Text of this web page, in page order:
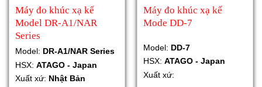
Máy đo khúc xạ kế
Model DR-A1/NAR
Series
Model: DR-A1/NAR Series
HSX: ATAGO - Japan
Xuất xứ: Nhật Bản
Máy đo khúc xạ kế
Mode DD-7
Model: DD-7
HSX: ATAGO - Japan
Xuất xứ: